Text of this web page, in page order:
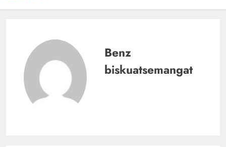
Benz
biskuatsemangat